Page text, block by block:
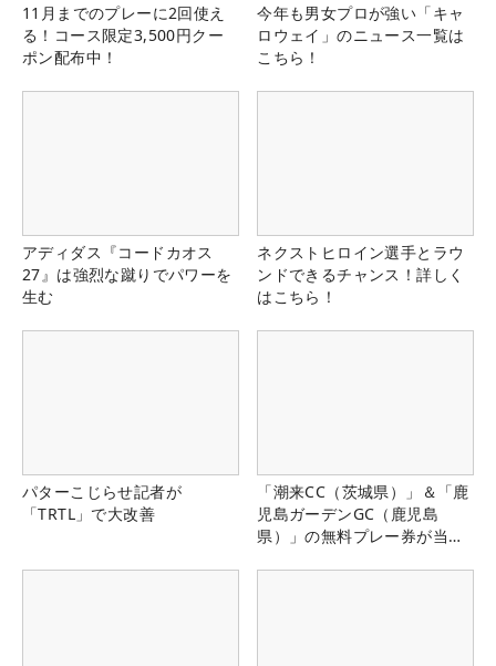
11月までのプレーに2回使え
る！コース限定3,500円クー
ポン配布中！
今年も男女プロが強い「キャ
ロウェイ」のニュース一覧は
こちら！
アディダス『コードカオス
27』は強烈な蹴りでパワーを
生む
ネクストヒロイン選手とラウ
ンドできるチャンス！詳しく
はこちら！
パターこじらせ記者が
「TRTL」で大改善
「潮来CC（茨城県）」＆「鹿
児島ガーデンGC（鹿児島
県）」の無料プレー券が当た